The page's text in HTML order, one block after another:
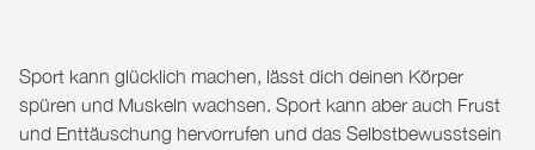
Sport kann glücklich machen, lässt dich deinen Körper
spüren und Muskeln wachsen. Sport kann aber auch Frust
und Enttäuschung hervorrufen und das Selbstbewusstsein